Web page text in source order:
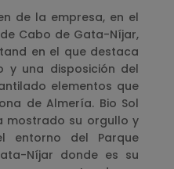
de la empresa, en el
Cabo de Gata-Níjar,
en el que destaca
y una disposición del
elementos que
de Almería. Bio Sol
mostrado su orgullo y
entorno del Parque
Níjar donde es su